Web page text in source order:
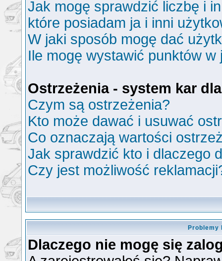
Jak mogę sprawdzić liczbę i
które posiadam ja i inni
W jaki sposób mogę dać
Ile mogę wystawić punktów w
Ostrzeżenia - system kar
Czym są ostrzeżenia?
Kto może dawać i usuwać
Co oznaczają wartości
Jak sprawdzić kto i dlaczego
Czy jest możliwość
Problemy
Dlaczego nie mogę się